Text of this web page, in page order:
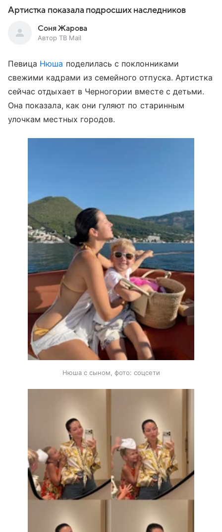
Артистка показала подросших наследников
Соня Жарова
Автор ТВ Mail
Певица Нюша поделилась с поклонниками
свежими кадрами из семейного отпуска. Артистка
сейчас отдыхает в Черногории вместе с детьми.
Она показала, как они гуляют по старинным
улочкам местных городов.
Нюша с сыном, фото: соцсети